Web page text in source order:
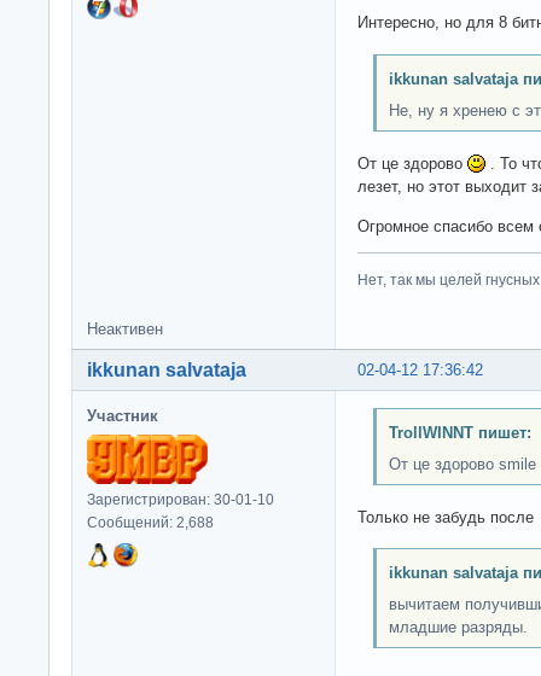
Интересно, но для 8
ikkunan salvataja
Не, ну я хренею с
От це здорово
. То
лезет, но этот выходит
Огромное спасибо всем
Нет, так мы целей
Неактивен
02-04-12 17:36:42
ikkunan salvataja
Участник
Зарегистрирован: 30-01-10
Сообщений: 2,688
TrollWINNT пишет:
От це здорово
Только не забудь после
ikkunan salvataja
вычитаем
младшие разряды.